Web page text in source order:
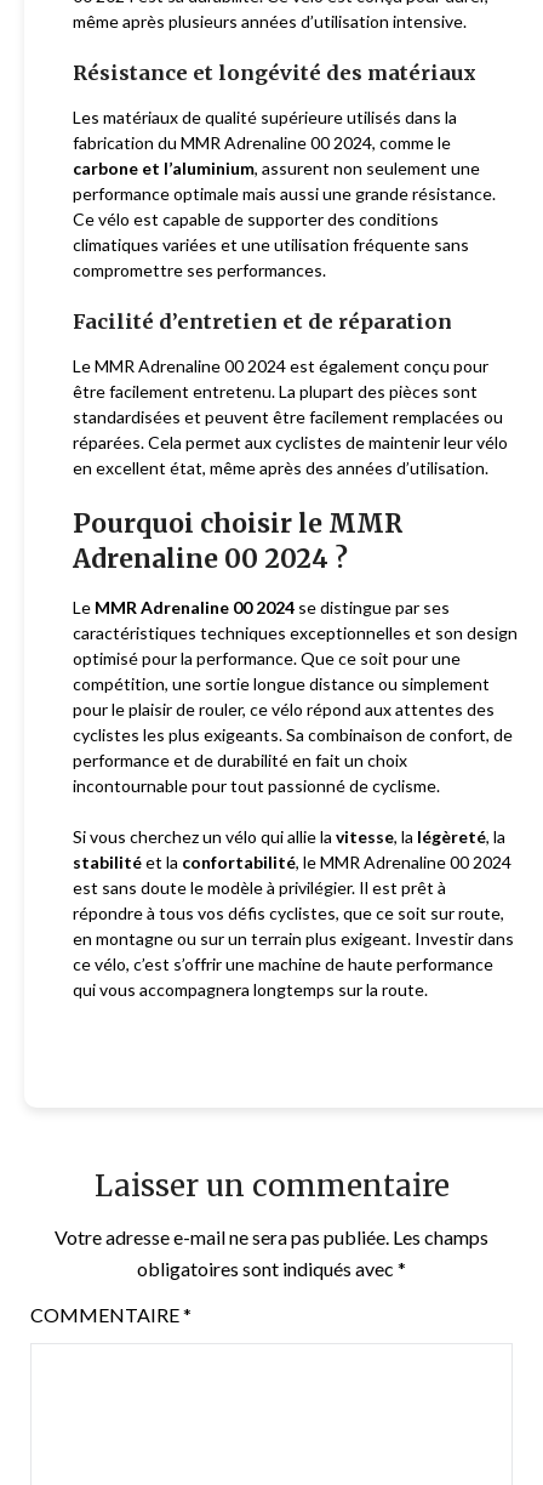
même après plusieurs années d’utilisation intensive.
Résistance et longévité des matériaux
Les matériaux de qualité supérieure utilisés dans la
fabrication du MMR Adrenaline 00 2024, comme le
carbone et l’aluminium, assurent non seulement une
performance optimale mais aussi une grande résistance.
Ce vélo est capable de supporter des conditions
climatiques variées et une utilisation fréquente sans
compromettre ses performances.
Facilité d’entretien et de réparation
Le MMR Adrenaline 00 2024 est également conçu pour
être facilement entretenu. La plupart des pièces sont
standardisées et peuvent être facilement remplacées ou
réparées. Cela permet aux cyclistes de maintenir leur vélo
en excellent état, même après des années d’utilisation.
Pourquoi choisir le MMR
Adrenaline 00 2024 ?
Le MMR Adrenaline 00 2024 se distingue par ses
caractéristiques techniques exceptionnelles et son design
optimisé pour la performance. Que ce soit pour une
compétition, une sortie longue distance ou simplement
pour le plaisir de rouler, ce vélo répond aux attentes des
cyclistes les plus exigeants. Sa combinaison de confort, de
performance et de durabilité en fait un choix
incontournable pour tout passionné de cyclisme.
Si vous cherchez un vélo qui allie la vitesse, la légèreté, la
stabilitéet la confortabilité, le MMR Adrenaline 00 2024
est sans doute le modèle à privilégier. Il est prêt à
répondre à tous vos défis cyclistes, que ce soit sur route,
en montagne ou sur un terrain plus exigeant. Investir dans
ce vélo, c’est s’offrir une machine de haute performance
qui vous accompagnera longtemps sur la route.
Laisser un commentaire
Votre adresse e-mail ne sera pas publiée. Les champs
obligatoires sont indiqués avec *
COMMENTAIRE*